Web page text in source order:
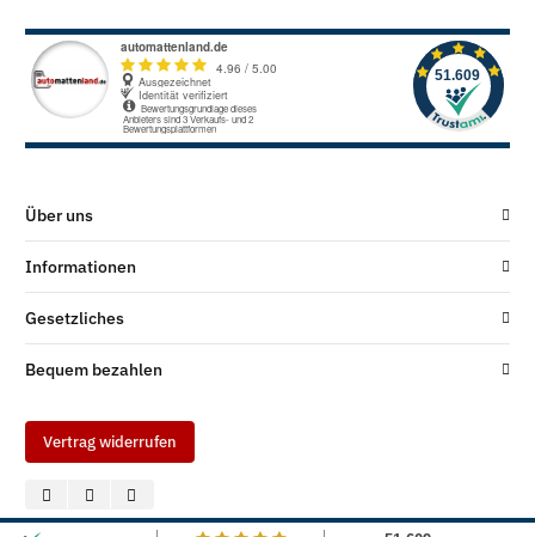
Über uns
Informationen
Gesetzliches
Bequem bezahlen
Vertrag widerrufen